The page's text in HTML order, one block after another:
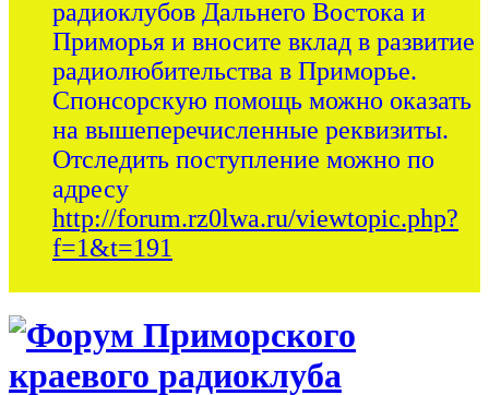
радиоклубов Дальнего Востока и
Приморья и вносите вклад в развитие
радиолюбительства в Приморье.
Спонсорскую помощь можно оказать
на вышеперечисленные реквизиты.
Отследить поступление можно по
адресу
http://forum.rz0lwa.ru/viewtopic.php?
f=1&t=191